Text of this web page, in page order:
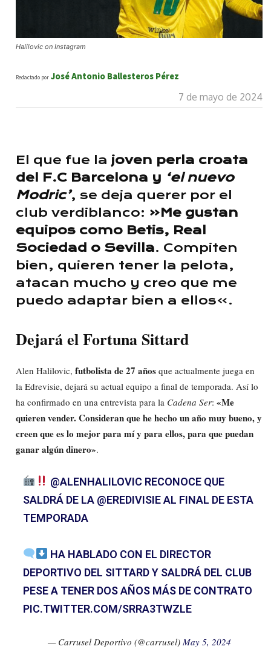
Halilovic on Instagram
Redactado por José Antonio Ballesteros Pérez
7 de mayo de 2024
El que fue la joven perla croata
del F.C Barcelona y ‘el nuevo
Modric’, se deja querer por el
club verdiblanco: «Me gustan
equipos como Betis, Real
Sociedad o Sevilla. Compiten
bien, quieren tener la pelota,
atacan mucho y creo que me
puedo adaptar bien a ellos».
Dejará el Fortuna Sittard
Alen Halilovic, futbolista de 27 años que actualmente juega en
la Edrevisie, dejará su actual equipo a final de temporada. Así lo
ha confirmado en una entrevista para la Cadena Ser: «Me
quieren vender. Consideran que he hecho un año muy bueno, y
creen que es lo mejor para mí y para ellos, para que puedan
ganar algún dinero».
@ALENHALILOVIC RECONOCE QUE
SALDRÁ DE LA @EREDIVISIEAL FINAL DE ESTA
TEMPORADA
HA HABLADO CON EL DIRECTOR
DEPORTIVO DEL SITTARD Y SALDRÁ DEL CLUB
PESE A TENER DOS AÑOS MÁS DE CONTRATO
PIC.TWITTER.COM/SRRA3TWZLE
— Carrusel Deportivo (@carrusel) May 5, 2024